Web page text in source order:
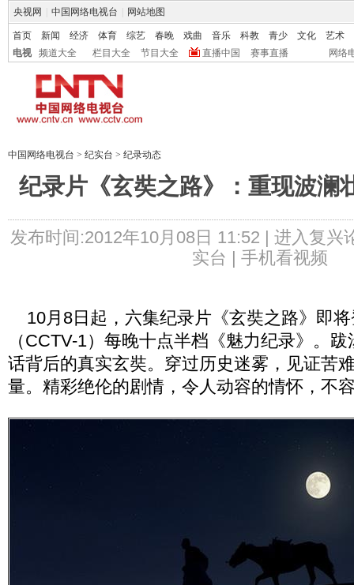
央视网 中国网络电视台 网站地图
首页 新闻 经济 体育 综艺 春晚 戏曲 音乐 科教 青少 文化
艺术
电视
频道大全 栏目大全 节目大全 直播中国 赛事直播 网络
中国网络电视台 > 纪实台 > 纪录动态
纪录片《玄奘之路》：重现波澜
发布时间:2012年10月08日 11:52 | 进入复兴
实台 | 手机看视频
10月8日起，六集纪录片《玄奘之路》即
（CCTV-1）每晚十点半档《魅力纪录》。
话背后的真实玄奘。穿过历史迷雾，见证苦
量。精彩绝伦的剧情，令人动容的情怀，不